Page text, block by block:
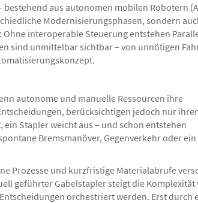
aus autonomen mobilen Robotern
Modernisierungsphasen, sondern
interoperable Steuerung entstehen
sind unmittelbar sichtbar – von unnötigen
autonome und manuelle Ressourcen ihre
berücksichtigen jedoch nur
Stapler weicht aus – und schon entstehen
Bremsmanöver, Gegenverkehr oder ein
Prozesse und kurzfristige Materialabrufe
geführter Gabelstapler steigt die Komplexität
orchestriert werden. Erst durch